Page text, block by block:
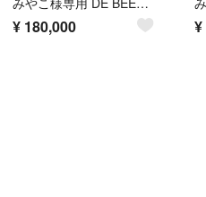
¥ 180,000 ¥